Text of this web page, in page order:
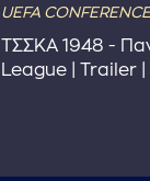
UEFA
ΤΣΣΚΑ 1948 -
League | Trailer